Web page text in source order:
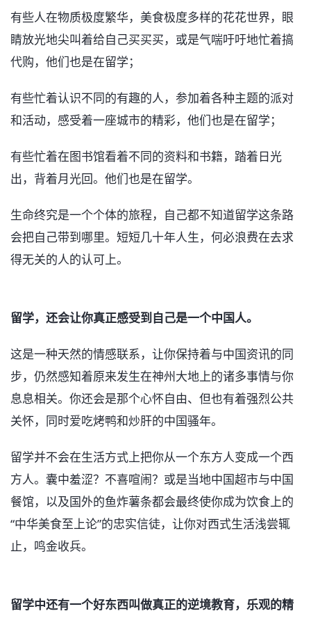
有些人在物质极度繁华，美食极度多样的花花世界，眼
睛放光地尖叫着给自己买买买，或是气喘吁吁地忙着搞
代购，他们也是在留学；
有些忙着认识不同的有趣的人，参加着各种主题的派对
和活动，感受着一座城市的精彩，他们也是在留学；
有些忙着在图书馆看着不同的资料和书籍，踏着日光
出，背着月光回。他们也是在留学。
生命终究是一个个体的旅程，自己都不知道留学这条路
会把自己带到哪里。短短几十年人生，何必浪费在去求
得无关的人的认可上。
留学，还会让你真正感受到自己是一个中国人。
这是一种天然的情感联系，让你保持着与中国资讯的同
步，仍然感知着原来发生在神州大地上的诸多事情与你
息息相关。你还会是那个心怀自由、但也有着强烈公共
关怀，同时爱吃烤鸭和炒肝的中国骚年。
留学并不会在生活方式上把你从一个东方人变成一个西
方人。囊中羞涩？不喜喧闹？或是当地中国超市与中国
餐馆，以及国外的鱼炸薯条都会最终使你成为饮食上的
“中华美食至上论”的忠实信徒，让你对西式生活浅尝辄
止，鸣金收兵。
留学中还有一个好东西叫做真正的逆境教育，乐观的精